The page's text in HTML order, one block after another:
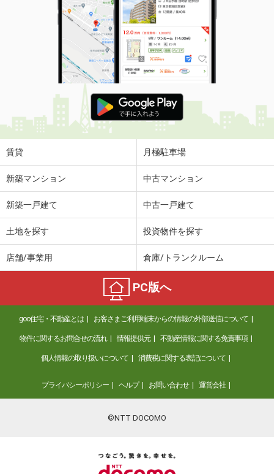
賃貸 月極駐車場
新築マンション 中古マンション
新築一戸建て 中古一戸建て
土地を探す 投資物件を探す
店舗/事業用 倉庫/トランクルーム
PC版へ
goo住宅・不動産とは お客さまご利用端末からの情報の外部送信について
物件に関するお問合せの流れ 情報提供元 不動産情報に関する免責事項
個人情報の取り扱いについて 消費税に関する表記について
プライバシーポリシー ヘルプ お問い合わせ 運営会社
©NTT DOCOMO